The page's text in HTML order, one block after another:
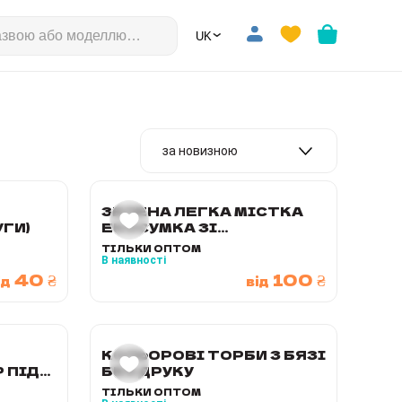
🇺🇦
⌄
за новизною
40 ₴
ЗЕЛЕНА ЛЕГКА МІСТКА
ЕКОСУМКА ЗІ
СПАНДБОНДУ
ТІЛЬКИ ОПТОМ
В наявності
від 100 ₴
ПІД
КОЛЬОРОВІ ТОРБИ З БЯЗІ
БЕЗ ДРУКУ
ТІЛЬКИ ОПТОМ